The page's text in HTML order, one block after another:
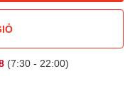
(7:30 - 22:00)